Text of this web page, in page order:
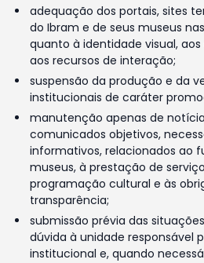
adequação dos portais, sites
do Ibram e de seus museus
quanto à identidade visual,
aos recursos de interação;
suspensão da produção e da
institucionais de caráter
manutenção apenas de
comunicados objetivos,
informativos, relacionados ao
museus, à prestação de
programação cultural e às
transparência;
submissão prévia das
dúvida à unidade responsável
institucional e, quando